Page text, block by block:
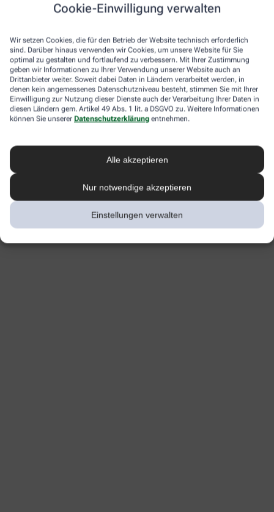
Cookie-Einwilligung verwalten
Wir setzen Cookies, die für den Betrieb der Website technisch erforderlich
sind. Darüber hinaus verwenden wir Cookies, um unsere Website für Sie
optimal zu gestalten und fortlaufend zu verbessern. Mit Ihrer Zustimmung
geben wir Informationen zu Ihrer Verwendung unserer Website auch an
Drittanbieter weiter. Soweit dabei Daten in Ländern verarbeitet werden, in
denen kein angemessenes Datenschutzniveau besteht, stimmen Sie mit Ihrer
Einwilligung zur Nutzung dieser Dienste auch der Verarbeitung Ihrer Daten in
diesen Ländern gem. Artikel 49 Abs. 1 lit. a DSGVO zu. Weitere Informationen
können Sie unserer Datenschutzerklärung entnehmen.
Alle akzeptieren
Nur notwendige akzeptieren
Einstellungen verwalten